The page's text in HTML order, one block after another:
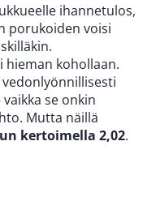
ihannetulos,
porukoiden voisi
hieman kohollaan.
se onkin
Mutta näillä
kertoimella 2,02.